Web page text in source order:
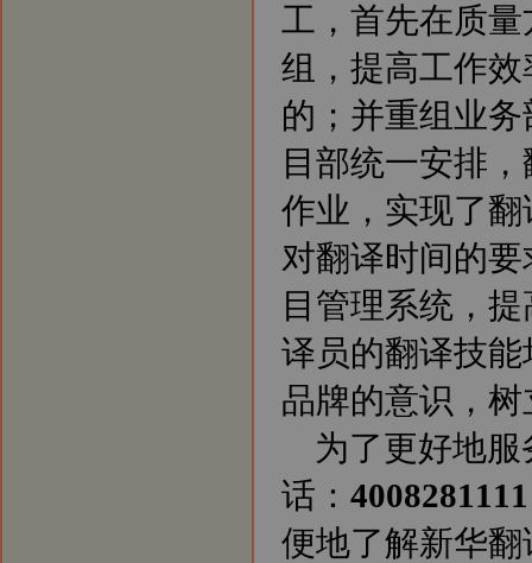
工，首先在质
组，提高工作
的；并重组业
目部统一安排
作业，实现了
对翻译时间的
目管理系统，
译员的翻译技
品牌的意识，
为了更好地服
话： 4008281111
便地了解新华